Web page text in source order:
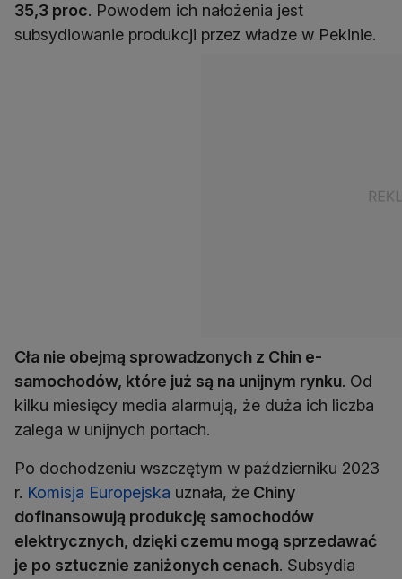
35,3 proc. Powodem ich nałożenia jest
subsydiowanie produkcji przez władze w Pekinie.
Cła nie obejmą sprowadzonych z Chin e-
samochodów, które już są na unijnym rynku. Od
kilku miesięcy media alarmują, że duża ich liczba
zalega w unijnych portach.
Po dochodzeniu wszczętym w październiku 2023
r. Komisja Europejska uznała, że Chiny
dofinansowują produkcję samochodów
elektrycznych, dzięki czemu mogą sprzedawać
je po sztucznie zaniżonych cenach. Subsydia